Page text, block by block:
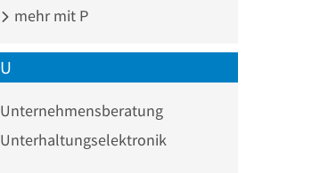
mehr mit P
U
Unternehmensberatung
Unterhaltungselektronik